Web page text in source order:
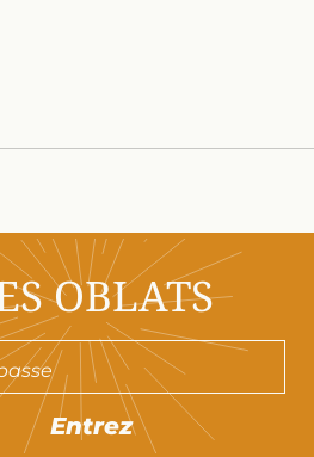
OBLATS
Entrez